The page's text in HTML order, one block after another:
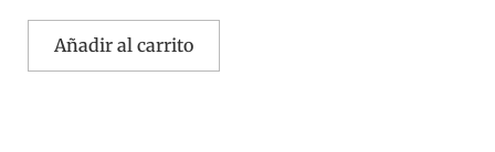
Añadir al carrito